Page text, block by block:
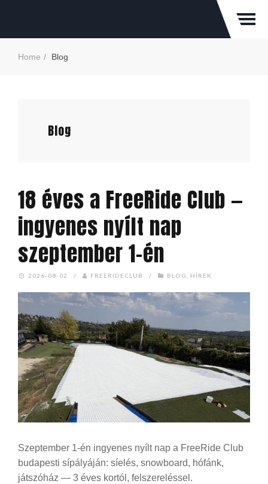
Home Blog
Blog
18 éves a FreeRide Club —
ingyenes nyílt nap
szeptember 1-én
2026-08-02 / FREERIDECLUB / BLOG HÍREK
Szeptember 1-én ingyenes nyílt nap a FreeRide Club
budapesti sípályáján: síelés, snowboard, hófánk,
játszóház — 3 éves kortól, felszereléssel.